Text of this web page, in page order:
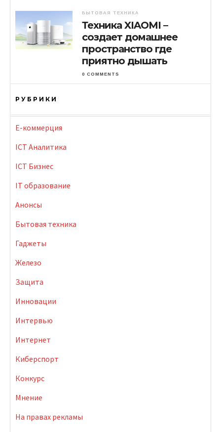
БЫТОВАЯ ТЕХНИКА
Техника XIAOMI –
создает домашнее
пространство где
приятно дышать
0 COMMENTS
РУБРИКИ
E-коммерция
ICT Аналитика
ICT Бизнес
IT образование
Анонсы
Бытовая техника
Гаджеты
Железо
Защита
Инновации
Интервью
Интернет
Киберспорт
Конкурс
Мнение
На правах рекламы